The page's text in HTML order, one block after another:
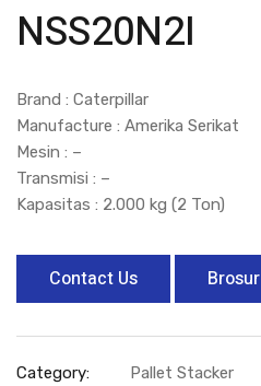
NSS20N2I
Brand : Caterpillar
Manufacture : Amerika Serikat
Mesin : –
Transmisi : –
Kapasitas : 2.000 kg (2 Ton)
Contact Us Brosur
Category:
Pallet Stacker